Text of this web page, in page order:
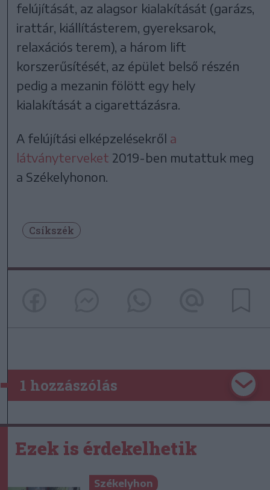
felújítását, az alagsor kialakítását (garázs,
irattár, kiállításterem, gyereksarok,
relaxációs terem), a három lift
korszerűsítését, az épület belső részén
pedig a mezanin fölött egy hely
kialakítását a cigarettázásra.
A felújítási elképzelésekről a
látványterveket 2019-ben mutattuk meg
a Székelyhonon.
Csíkszék
1 hozzászólás
Ezek is érdekelhetik
Székelyhon